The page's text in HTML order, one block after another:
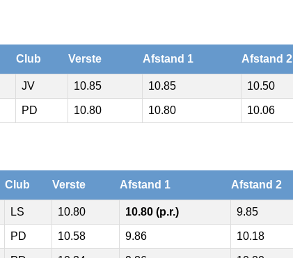
Club Verste Afstand 1 Afstand 2
JV 10.85 10.85 10.50
PD 10.80 10.80 10.06
Club Verste Afstand 1 Afstand 2
LS 10.80 10.80 (p.r.) 9.85
PD 10.58 9.86 10.18